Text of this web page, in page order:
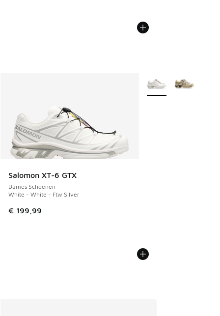
Salomon XT-6 GTX
Dames Schoenen
White - White - Ftw Silver
€ 199,99
Meer kleuren